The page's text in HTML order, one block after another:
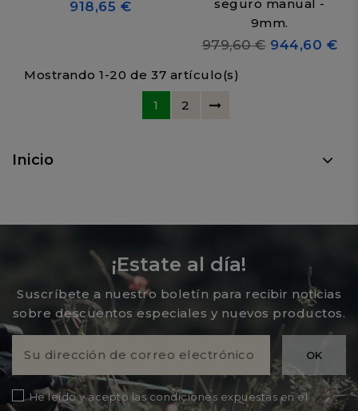
918,65 €
seguro manual -
9mm.
979,60 € 944,60 €
Mostrando 1-20 de 37 artículo(s)
1
2
Inicio
¡Estate al día!
Suscríbete a nuestro boletín para recibir noticias
sobre descuentos especiales y nuevos productos.
He leído y acepto las condiciones expuestas en el